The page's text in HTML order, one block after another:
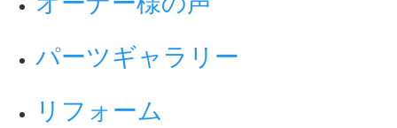
パーツギャラリー
リフォーム